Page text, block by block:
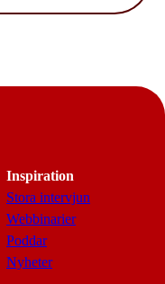
Inspiration
Stora intervjun
Webbinarier
Poddar
Nyheter